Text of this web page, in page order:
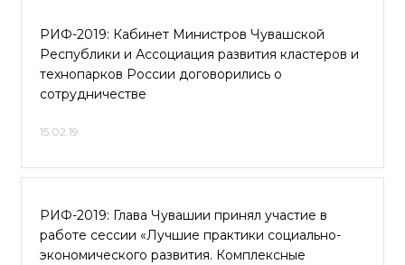
РИФ-2019: Кабинет Министров Чувашской
Республики и Ассоциация развития кластеров и
технопарков России договорились о
сотрудничестве
15.02.19
РИФ-2019: Глава Чувашии принял участие в
работе сессии «Лучшие практики социально-
экономического развития. Комплексные